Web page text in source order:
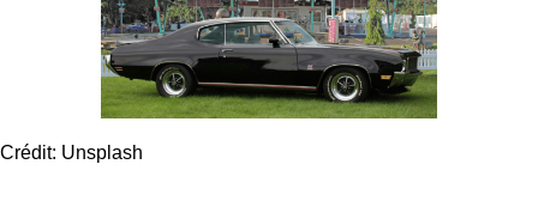
Crédit: Unsplash